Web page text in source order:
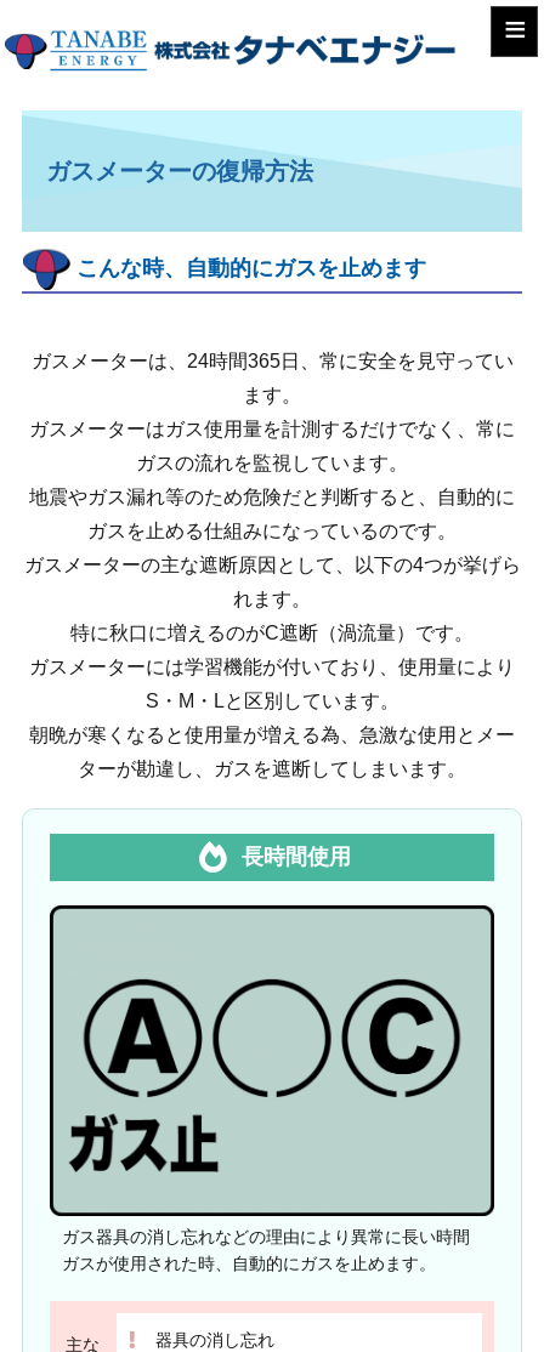
≡
ガスメーターの復帰方法
こんな時、自動的にガスを止めます
ガスメーターは、24時間365日、常に安全を見守ってい
ます。
ガスメーターはガス使用量を計測するだけでなく、常に
ガスの流れを監視しています。
地震やガス漏れ等のため危険だと判断すると、自動的に
ガスを止める仕組みになっているのです。
ガスメーターの主な遮断原因として、以下の4つが挙げら
れます。
特に秋口に増えるのがC遮断（渦流量）です。
ガスメーターには学習機能が付いており、使用量により
S・M・Lと区別しています。
朝晩が寒くなると使用量が増える為、急激な使用とメー
ターが勘違し、ガスを遮断してしまいます。
長時間使用
ガス器具の消し忘れなどの理由により異常に長い時間
ガスが使用された時、自動的にガスを止めます。
主な
器具の消し忘れ